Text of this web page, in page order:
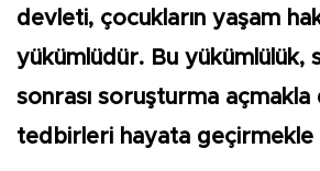
devleti, çocukların yaşam
yükümlüdür. Bu yükümlülük,
sonrası soruşturma açmakla
tedbirleri hayata